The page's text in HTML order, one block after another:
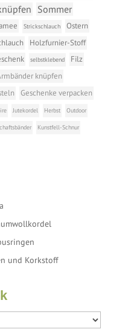
Sommer
Strickschlauch
Ostern
Holzfurnier-Stoff
selbstklebend Filz
knüpfen
Geschenke verpacken
Jutekordel Herbst Outdoor
Kunstfell-Schnur
und Korkstoff